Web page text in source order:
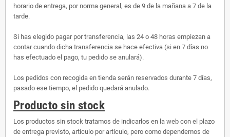
horario de entrega, por norma general, es de 9 de la mañana a 7 de la
tarde.
Si has elegido pagar por transferencia, las 24 o 48 horas empiezan a
contar cuando dicha transferencia se hace efectiva (si en 7 días no
has efectuado el pago, tu pedido se anulará).
Los pedidos con recogida en tienda serán reservados durante 7 días,
pasado ese tiempo, el pedido quedará anulado.
Producto sin stock
Los productos sin stock tratamos de indicarlos en la web con el plazo
de entrega previsto, artículo por artículo, pero como dependemos de